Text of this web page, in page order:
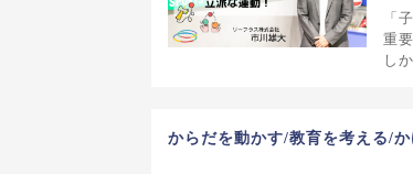
「
重
し
からだを動かす/教育を考える/